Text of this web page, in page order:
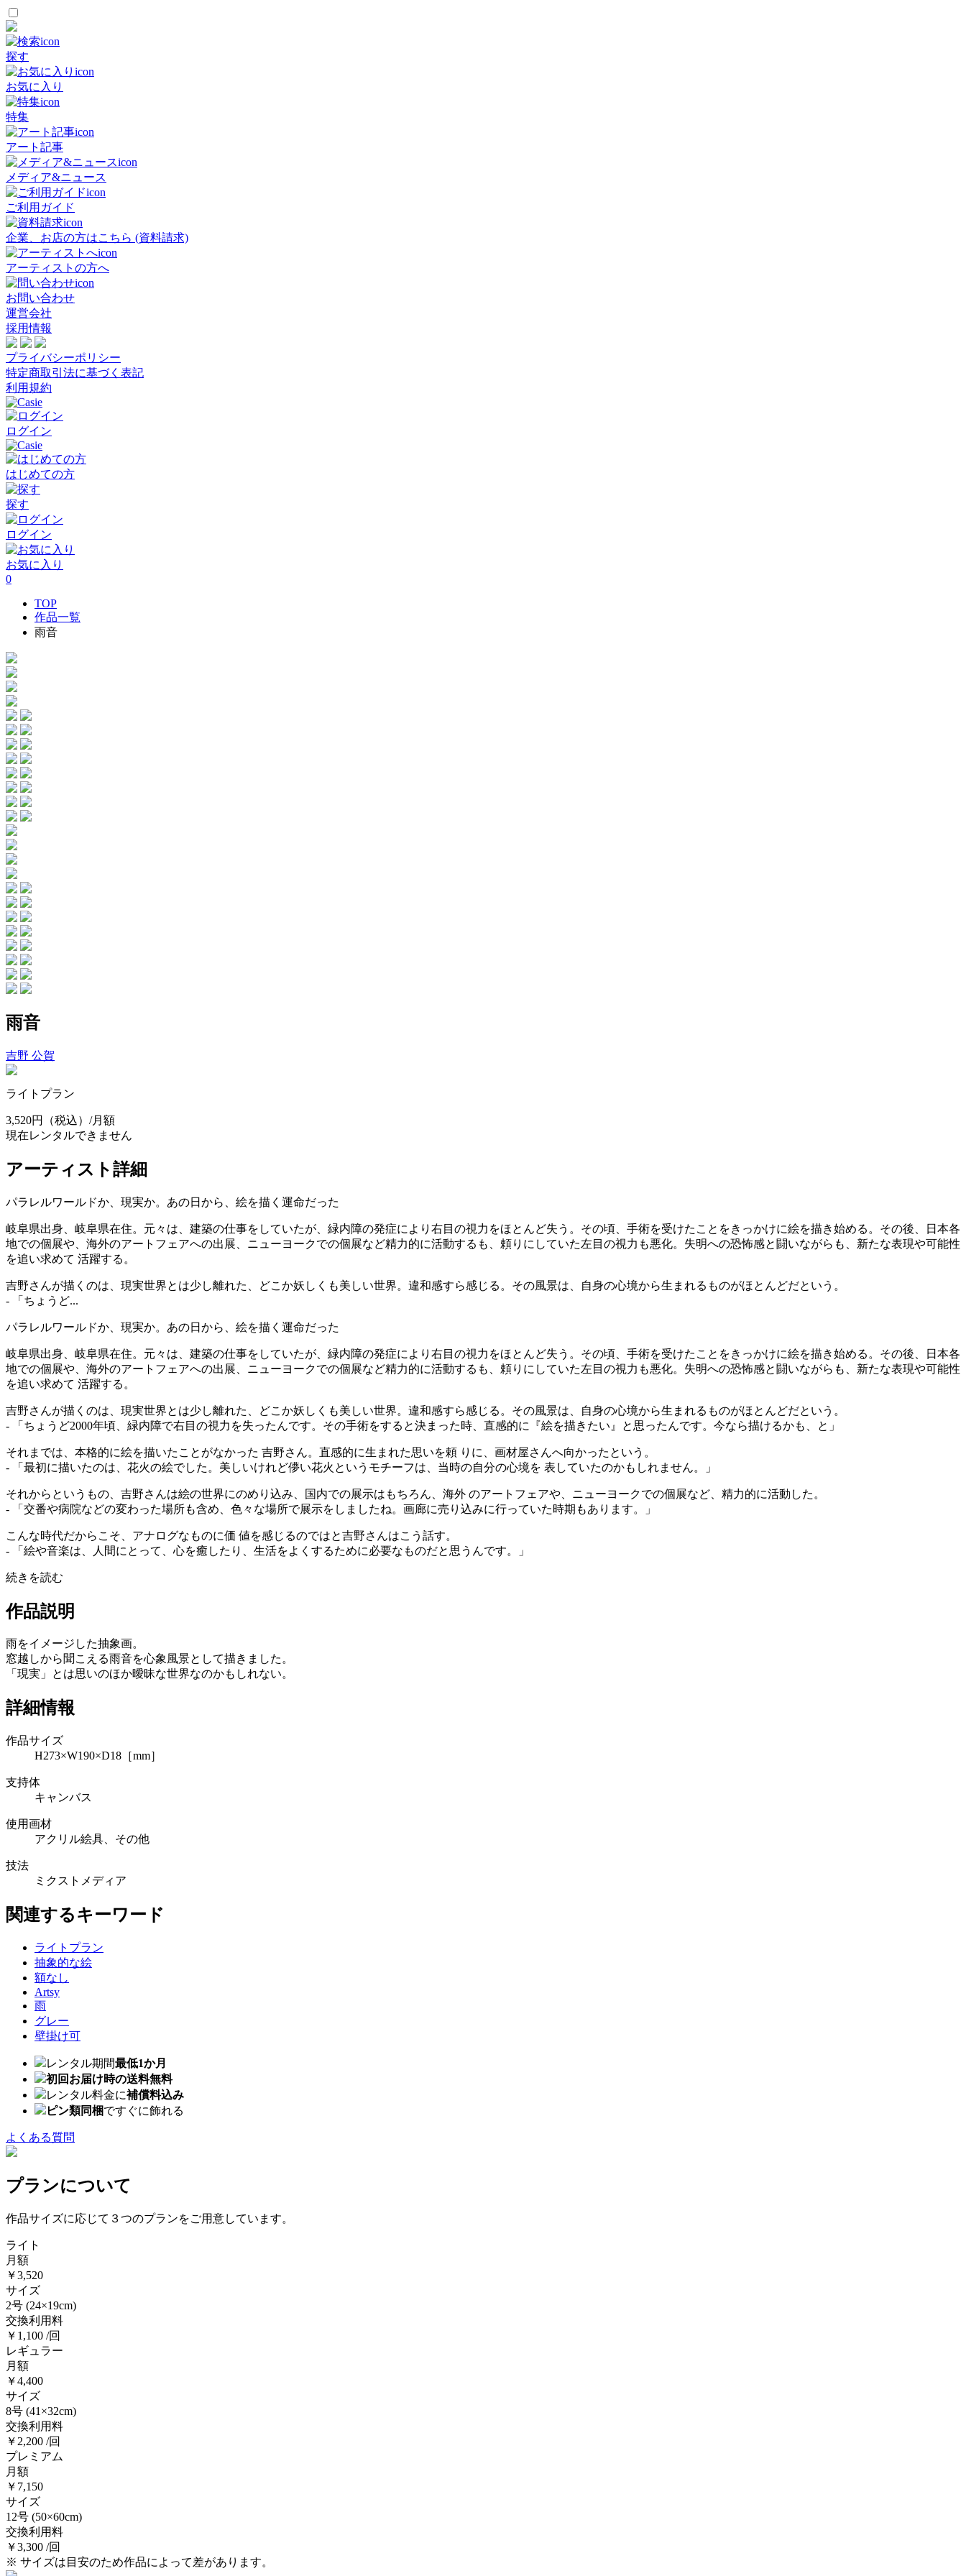
探す
お気に入り
特集
アート記事
メディア&ニュース
ご利用ガイド
企業、お店の方はこちら (資料請求)
アーティストの方へ
お問い合わせ
運営会社
採用情報
プライバシーポリシー
特定商取引法に基づく表記
利用規約
ログイン
はじめての方
探す
ログイン
お気に入り
0
TOP
作品一覧
雨音
雨音
吉野 公賀
ライトプラン
3,520円
（税込）/月額
現在レンタルできません
アーティスト詳細
パラレルワールドか、現実か。あの日から、絵を描く運命だった
岐阜県出身、岐阜県在住。元々は、建築の仕事をしていたが、緑内障の発症により右目の視力をほとんど失う。その頃、手術を受けたことをきっかけに絵を描き始める。その後、日本各
地での個展や、海外のアートフェアへの出展、ニューヨークでの個展など精力的に活動するも、頼りにしていた左目の視力も悪化。失明への恐怖感と闘いながらも、新たな表現や可能性
を追い求めて 活躍する。
吉野さんが描くのは、現実世界とは少し離れた、どこか妖しくも美しい世界。違和感すら感じる。その風景は、自身の心境から生まれるものがほとんどだという。
- 「ちょうど...
パラレルワールドか、現実か。あの日から、絵を描く運命だった
岐阜県出身、岐阜県在住。元々は、建築の仕事をしていたが、緑内障の発症により右目の視力をほとんど失う。その頃、手術を受けたことをきっかけに絵を描き始める。その後、日本各
地での個展や、海外のアートフェアへの出展、ニューヨークでの個展など精力的に活動するも、頼りにしていた左目の視力も悪化。失明への恐怖感と闘いながらも、新たな表現や可能性
を追い求めて 活躍する。
吉野さんが描くのは、現実世界とは少し離れた、どこか妖しくも美しい世界。違和感すら感じる。その風景は、自身の心境から生まれるものがほとんどだという。
- 「ちょうど2000年頃、緑内障で右目の視力を失ったんです。その手術をすると決まった時、直感的に『絵を描きたい』と思ったんです。今なら描けるかも、と」
それまでは、本格的に絵を描いたことがなかった 吉野さん。直感的に生まれた思いを頼 りに、画材屋さんへ向かったという。
- 「最初に描いたのは、花火の絵でした。美しいけれど儚い花火というモチーフは、当時の自分の心境を 表していたのかもしれません。」
それからというもの、吉野さんは絵の世界にのめり込み、国内での展示はもちろん、海外 のアートフェアや、ニューヨークでの個展など、精力的に活動した。
- 「交番や病院などの変わった場所も含め、色々な場所で展示をしましたね。画廊に売り込みに行っていた時期もあります。」
こんな時代だからこそ、アナログなものに価 値を感じるのではと吉野さんはこう話す。
- 「絵や音楽は、人間にとって、心を癒したり、生活をよくするために必要なものだと思うんです。」
続きを読む
作品説明
雨をイメージした抽象画。
窓越しから聞こえる雨音を心象風景として描きました。
「現実」とは思いのほか曖昧な世界なのかもしれない。
詳細情報
作品サイズ
H273×W190×D18［mm］
支持体
キャンバス
使用画材
アクリル絵具、その他
技法
ミクストメディア
関連するキーワード
ライトプラン
抽象的な絵
額なし
Artsy
雨
グレー
壁掛け可
レンタル期間最低1か月
初回お届け時の送料無料
レンタル料金に補償料込み
ピン類同梱ですぐに飾れる
よくある質問
プランについて
作品サイズに応じて３つのプランをご用意しています。
ライト
月額
￥3,520
サイズ
2号 (24×19cm)
交換利用料
￥1,100 /回
レギュラー
月額
￥4,400
サイズ
8号 (41×32cm)
交換利用料
￥2,200 /回
プレミアム
月額
￥7,150
サイズ
12号 (50×60cm)
交換利用料
￥3,300 /回
※ サイズは目安のため作品によって差があります。